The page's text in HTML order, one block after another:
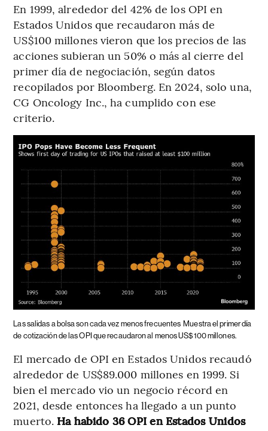
En 1999, alrededor del 42% de los OPI en
Estados Unidos que recaudaron más de
US$100 millones vieron que los precios de las
acciones subieran un 50% o más al cierre del
primer día de negociación, según datos
recopilados por Bloomberg. En 2024, solo una,
CG Oncology Inc., ha cumplido con ese
criterio.
Las salidas a bolsa son cada vez menos frecuentes Muestra el primer día
de cotización de las OPI que recaudaron al menos US$100 millones.
El mercado de OPI en Estados Unidos recaudó
alrededor de US$89.000 millones en 1999. Si
bien el mercado vio un negocio récord en
2021, desde entonces ha llegado a un punto
muerto. Ha habido 36 OPI en Estados Unidos